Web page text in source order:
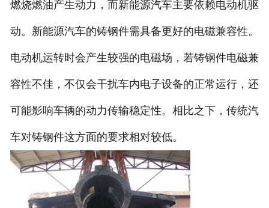
燃烧燃油产生动力，而新能源汽车主要依赖电动机驱
动。新能源汽车的铸钢件需具备更好的电磁兼容性。
电动机运转时会产生较强的电磁场，若铸钢件电磁兼
容性不佳，不仅会干扰车内电子设备的正常运行，还
可能影响车辆的动力传输稳定性。相比之下，传统汽
车对铸钢件这方面的要求相对较低。